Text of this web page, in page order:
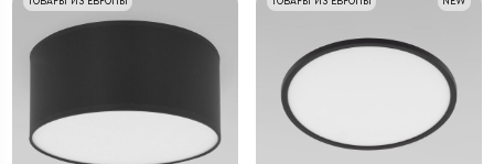
ТОВАРЫ ИЗ ЕВРОПЫ NEW
ТОВАРЫ ИЗ ЕВРОПЫ